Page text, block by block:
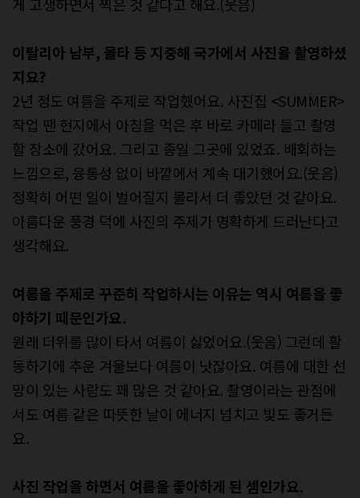
이탈리아 남부, 몰타 등 지중해 국가에서 사진을 촬영하셨
지요?
2년 정도 여름을 주제로 작업했어요. 사진집 <SUMMER>
작업 땐 현지에서 아침을 먹은 후 바로 카메라 들고 촬영
할 장소에 갔어요. 그리고 종일 그곳에 있었죠. 배회하는
느낌으로, 융통성 없이 바깥에서 계속 대기했어요.(웃음)
정확히 어떤 일이 벌어질지 몰라서 더 좋았던 것 같아요.
아름다운 풍경 덕에 사진의 주제가 명확하게 드러난다고
생각해요.
여름을 주제로 꾸준히 작업하시는 이유는 역시 여름을 좋
아하기 때문인가요.
원래 더위를 많이 타서 여름이 싫었어요.(웃음) 그런데 활
동하기에 추운 겨울보다 여름이 낫잖아요. 여름에 대한 선
망이 있는 사람도 꽤 많은 것 같아요. 촬영이라는 관점에
서도 여름 같은 따뜻한 날이 에너지 넘치고 빛도 좋거든
요.
사진 작업을 하면서 여름을 좋아하게 된 셈인가요.